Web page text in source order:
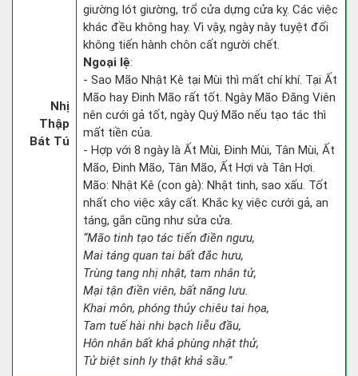
Nhị
Thập
Bát Tú
giường lót giường, trổ cửa dựng cửa kỵ. Các việc
khác đều không hay. Vì vậy, ngày này tuyệt đối
không tiến hành chôn cất người chết.
Ngoại lệ:
- Sao Mão Nhật Kê tại Mùi thì mất chí khí. Tại Ất
Mão hay Đinh Mão rất tốt. Ngày Mão Đăng Viên
nên cưới gả tốt, ngày Quý Mão nếu tạo tác thì
mất tiền của.
- Hợp với 8 ngày là Ất Mùi, Đinh Mùi, Tân Mùi, Ất
Mão, Đinh Mão, Tân Mão, Ất Hợi và Tân Hợi.
Mão: Nhật Kê (con gà): Nhật tinh, sao xấu. Tốt
nhất cho việc xây cất. Khắc kỵ việc cưới gả, an
táng, gắn cũng như sửa cửa.
“Mão tinh tạo tác tiến điền ngưu,
Mai táng quan tai bất đắc hưu,
Trùng tang nhị nhật, tam nhân tử,
Mại tận điền viên, bất năng lưu.
Khai môn, phóng thủy chiêu tai họa,
Tam tuế hài nhi bạch liễu đầu,
Hôn nhân bất khả phùng nhật thử,
Tử biệt sinh ly thật khả sầu.”